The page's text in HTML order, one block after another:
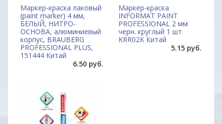
Маркер-краска лаковый
(paint marker) 4 мм,
БЕЛЫЙ, НИТРО-
ОСНОВА, алюминиевый
корпус, BRAUBERG
PROFESSIONAL PLUS,
151444 Китай
6.50 руб.
Маркер-краска
INFORMAT PAINT
PROFESSIONAL 2 мм
черн. круглый 1 шт
KRR02K Китай
5.15 руб.